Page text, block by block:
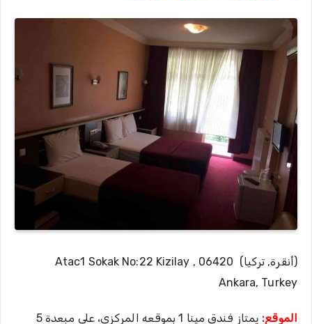
(أنقرة, تركيا) Atac1 Sokak No:22 Kizilay , 06420
Ankara, Turkey
الموقع: يمتاز فندق مينا 1 بموقعه المركزي، على مبعدة 5